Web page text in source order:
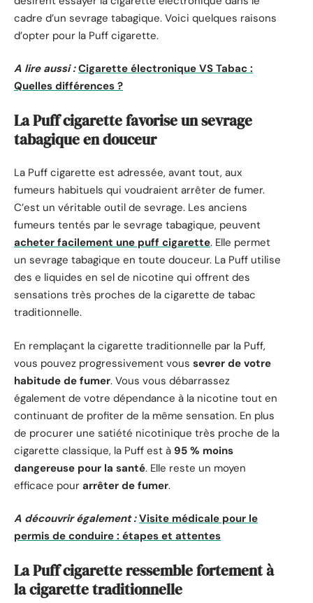
cadre d’un sevrage tabagique. Voici quelques raisons
d’opter pour la Puff cigarette.
A lire aussi : Cigarette électronique VS Tabac :
Quelles différences ?
La Puff cigarette favorise un sevrage
tabagique en douceur
La Puff cigarette est adressée, avant tout, aux
fumeurs habituels qui voudraient arrêter de fumer.
C’est un véritable outil de sevrage. Les anciens
fumeurs tentés par le sevrage tabagique, peuvent
acheter facilement une puff cigarette. Elle permet
un sevrage tabagique en toute douceur. La Puff utilise
des e liquides en sel de nicotine qui offrent des
sensations très proches de la cigarette de tabac
traditionnelle.
En remplaçant la cigarette traditionnelle par la Puff,
vous pouvez progressivement vous sevrer de votre
habitude de fumer. Vous vous débarrassez
également de votre dépendance à la nicotine tout en
continuant de profiter de la même sensation. En plus
de procurer une satiété nicotinique très proche de la
cigarette classique, la Puff est à 95 % moins
dangereuse pour la santé. Elle reste un moyen
efficace pour arrêter de fumer.
A découvrir également : Visite médicale pour le
permis de conduire : étapes et attentes
La Puff cigarette ressemble fortement à
la cigarette traditionnelle